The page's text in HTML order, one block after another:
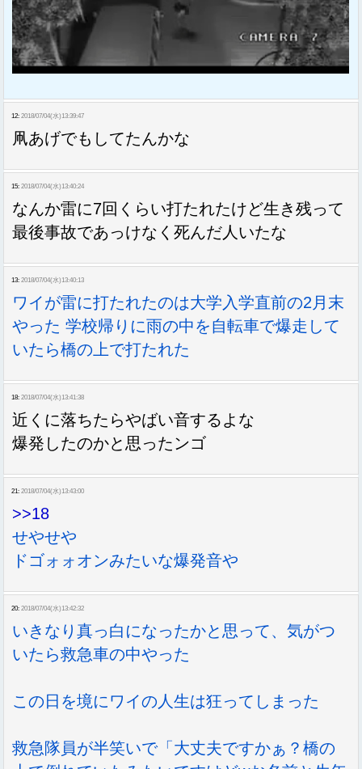
12: 2018/07/04(水)13:39:47
凧あげでもしてたんかな
15: 2018/07/04(水)13:40:24
なんか雷に7回くらい打たれたけど生き残って
最後事故であっけなく死んだ人いたな
13: 2018/07/04(水)13:40:13
ワイが雷に打たれたのは大学入学直前の2月末
やった 学校帰りに雨の中を自転車で爆走して
いたら橋の上で打たれた
18: 2018/07/04(水)13:41:38
近くに落ちたらやばい音するよな
爆発したのかと思ったンゴ
21: 2018/07/04(水)13:43:00
>>18
せやせや
ドゴォォオンみたいな爆発音や
20: 2018/07/04(水)13:42:32
いきなり真っ白になったかと思って、気がつ
いたら救急車の中やった
この日を境にワイの人生は狂ってしまった
救急隊員が半笑いで「大丈夫ですかぁ？橋の